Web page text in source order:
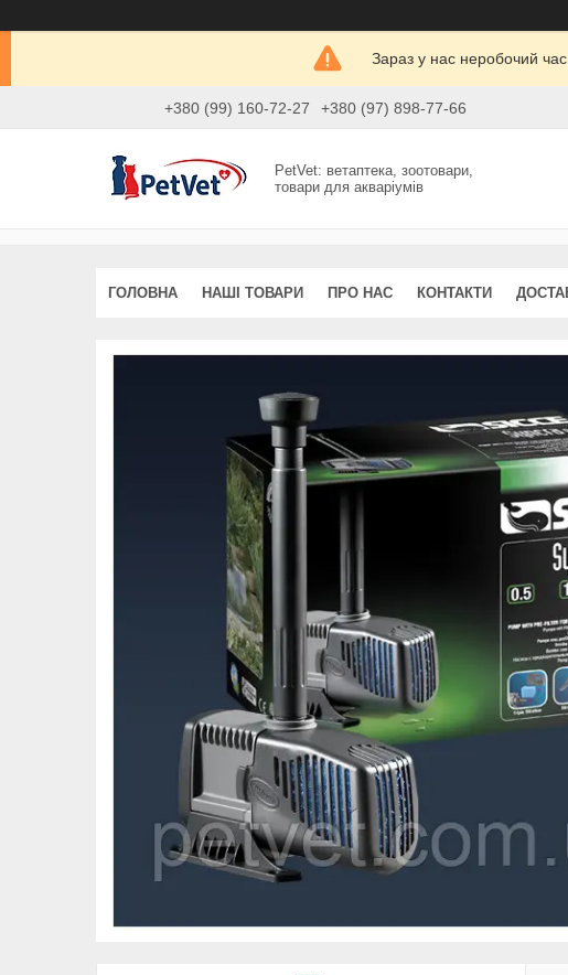
Зараз у нас неробочий
+380 (99) 160-72-27 +380 (97) 898-77-66
PetVet: ветаптека, зоотовари,
товари для акваріумів
ГОЛОВНА НАШІ ТОВАРИ ПРО НАС КОНТАКТИ